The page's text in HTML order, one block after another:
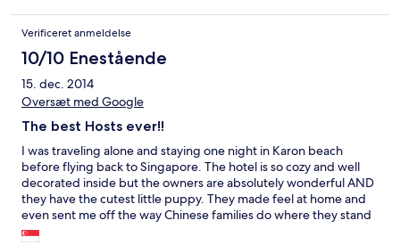
Verificeret anmeldelse
10/10 Enestående
15. dec. 2014
Oversæt med Google
The best Hosts ever!!
I was traveling alone and staying one night in Karon beach
before flying back to Singapore. The hotel is so cozy and well
decorated inside but the owners are absolutely wonderful AND
they have the cutest little puppy. They made feel at home and
even sent me off the way Chinese families do where they stand
and wave to you until you're out of sight. I hope people treat